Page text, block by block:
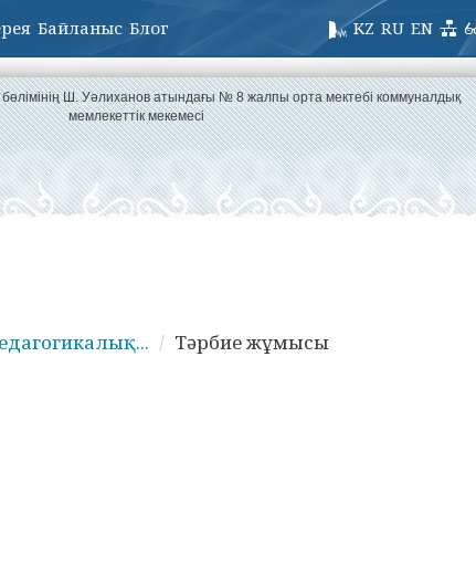
Байланыс Блог EN
RU
KZ
бөлімінің Ш. Уәлиханов атындағы № 8 жалпы орта мектебі коммуналдық
мемлекеттік мекемесі
Тәрбие жұмысы